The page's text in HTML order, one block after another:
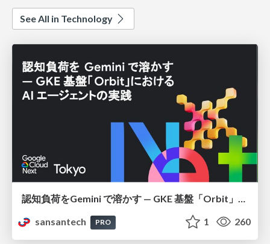
See All in Technology
認知負荷をGemini で溶かす — GKE 基盤「Orbit」における AI エージェントの実践
sansantech
PRO 1 260